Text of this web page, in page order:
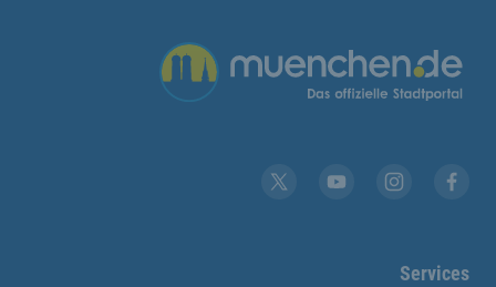
Übergreifende Links
Services